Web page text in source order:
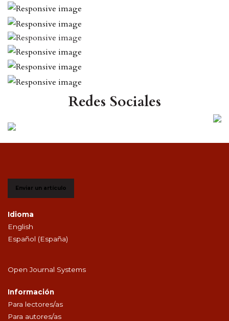
Redes Sociales
Enviar un artículo
Idioma
English
Español (España)
Open Journal Systems
Información
Para lectores/as
Para autores/as